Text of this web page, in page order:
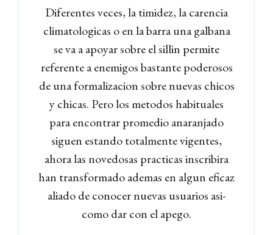
Diferentes veces, la timidez, la carencia
climatologicas o en la barra una galbana
se va a apoyar sobre el silli­n permite
referente a enemigos bastante poderosos
de una formalizacion sobre nuevas chicos
y chicas. Pero los metodos habituales
para encontrar promedio anaranjado
siguen estando totalmente vigentes,
ahora las novedosas practicas inscribira
han transformado ademas en algun eficaz
aliado de conocer nuevas usuarios asi­
como dar con el apego.